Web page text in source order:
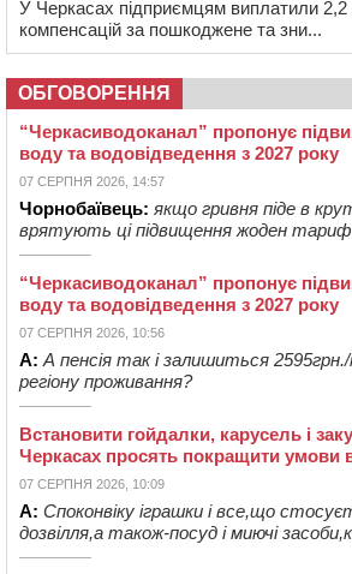
У Черкасах підприємцям виплатили 2,2
компенсацій за пошкоджене та зни...
ОБГОВОРЕННЯ
“Черкасиводоканал” пропонує
воду та водовідведення з 2027 року
07 СЕРПНЯ 2026, 14:57
Чорнобаївець: якщо гривня піде в
врятують ці підвищення жоден
“Черкасиводоканал” пропонує
воду та водовідведення з 2027 року
07 СЕРПНЯ 2026, 10:56
А: А пенсія так і залишиться 2595грн./
регіону проживання?
Встановити гойдалки, карусель і
Черкасах просять покращити умови
07 СЕРПНЯ 2026, 10:09
А: Споконвіку іграшки і все,що
дозвілля,а також-посуд і миючі